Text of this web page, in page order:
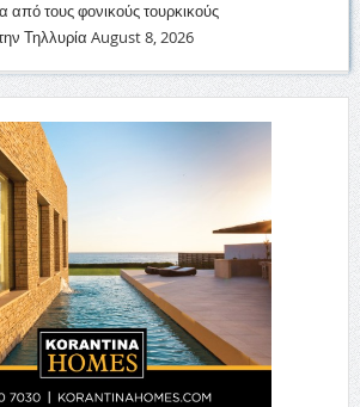
από τους φονικούς τουρκικούς
Τηλλυρία August 8, 2026